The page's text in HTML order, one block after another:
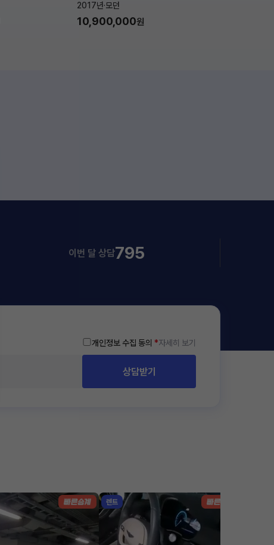
2017년·모던
10,900,000원
이번 달 상담795
개인정보 수집 동의 *자세히 보기
상담받기
렌트